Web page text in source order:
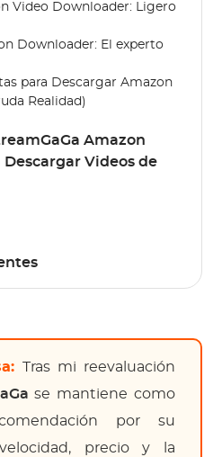
Video Downloader: Ligero
Downloader: El experto
para Descargar Amazon
Realidad)
Amazon
Videos de
Tras mi reevaluación
se mantiene como
por su
precio y la